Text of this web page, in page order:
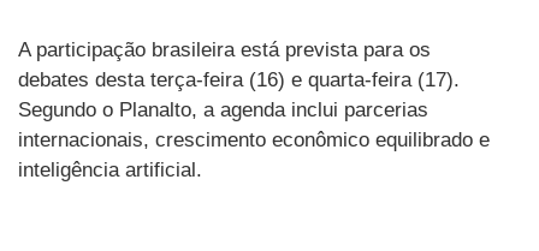
A participação brasileira está prevista para os
debates desta terça-feira (16) e quarta-feira (17).
Segundo o Planalto, a agenda inclui parcerias
internacionais, crescimento econômico equilibrado e
inteligência artificial.